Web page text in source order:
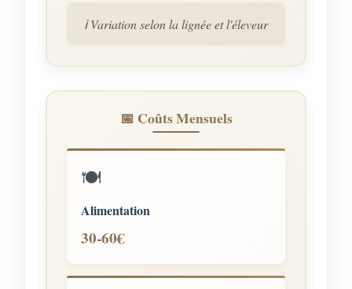
ℹ️ Variation selon la lignée et l'éleveur
📅 Coûts Mensuels
🍽️
Alimentation
30-60€